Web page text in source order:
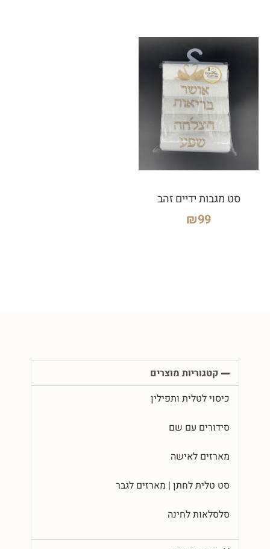
סט מגבות ידיים זהב
₪99
קטגוריות מוצרים
כיסוי לטלית ותפילין
סידורים עם שם
מארזים לאישה
סט טלית לחתן | מארזים לגבר
סלסלאות לחינה